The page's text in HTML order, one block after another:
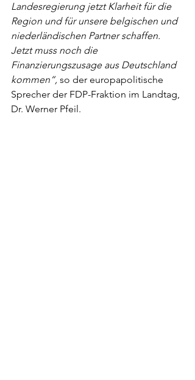
Landesregierung jetzt Klarheit für die
Region und für unsere belgischen und
niederländischen Partner schaffen.
Jetzt muss noch die
Finanzierungszusage aus Deutschland
kommen“, so der europapolitische
Sprecher der FDP-Fraktion im Landtag,
Dr. Werner Pfeil.